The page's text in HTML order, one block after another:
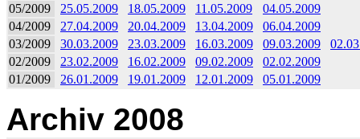
05/2009
25.05.2009 18.05.2009 11.05.2009
04.05.2009
04/2009
27.04.2009 20.04.2009 13.04.2009
06.04.2009
03/2009
30.03.2009 23.03.2009 16.03.2009 09.03.2009
02/2009
23.02.2009 16.02.2009 09.02.2009
02.02.2009
01/2009
26.01.2009 19.01.2009 12.01.2009 05.01.2009
Archiv 2008